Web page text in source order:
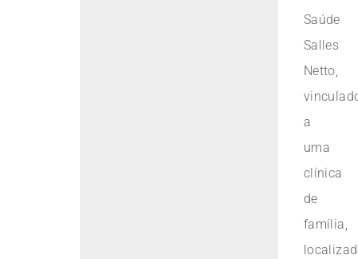
Saúde
Salles
Netto,
a
uma
clínica
de
família,